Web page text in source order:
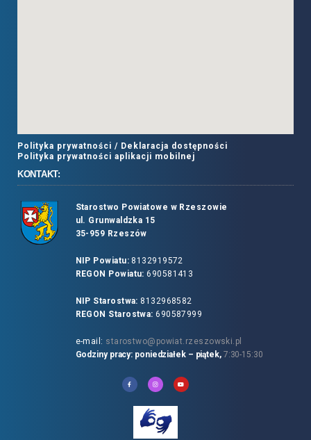
Polityka prywatności / Deklaracja dostępności
Polityka prywatności aplikacji mobilnej
KONTAKT:
Starostwo Powiatowe w Rzeszowie
ul. Grunwaldzka 15
35-959 Rzeszów
NIP Powiatu:8132919572
REGON Powiatu: 690581413
NIP Starostwa: 8132968582
REGON Starostwa: 690587999
e-mail: starostwo@powiat.rzeszowski.pl
Godziny pracy: poniedziałek – piątek, 7:30-15:30